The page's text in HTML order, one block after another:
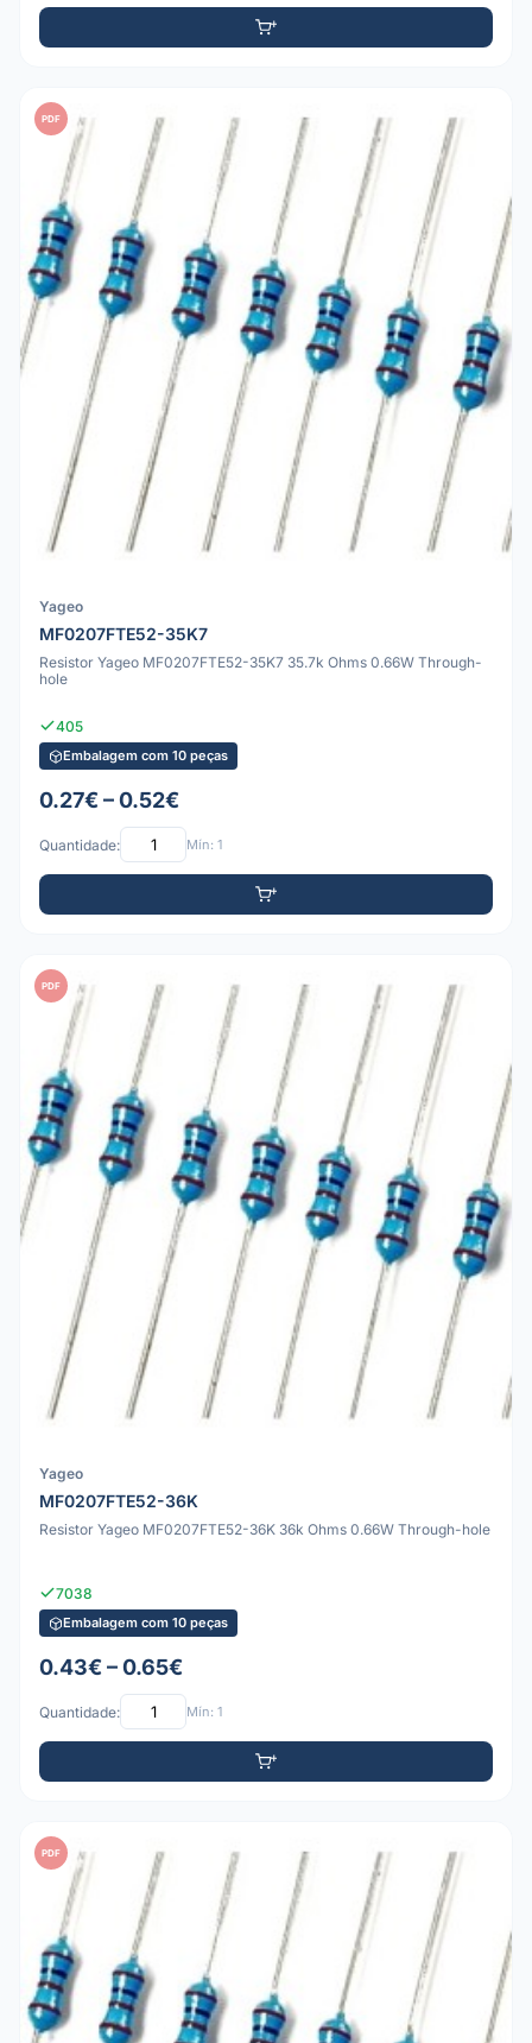
PDF
Yageo
MF0207FTE52-35K7
Resistor Yageo MF0207FTE52-35K7 35.7k Ohms 0.66W Through-
hole
405
Embalagem com 10 peças
0.27€ – 0.52€
Quantidade: Mín: 1
PDF
Yageo
MF0207FTE52-36K
Resistor Yageo MF0207FTE52-36K 36k Ohms 0.66W Through-hole
7038
Embalagem com 10 peças
0.43€ – 0.65€
Quantidade: Mín: 1
PDF